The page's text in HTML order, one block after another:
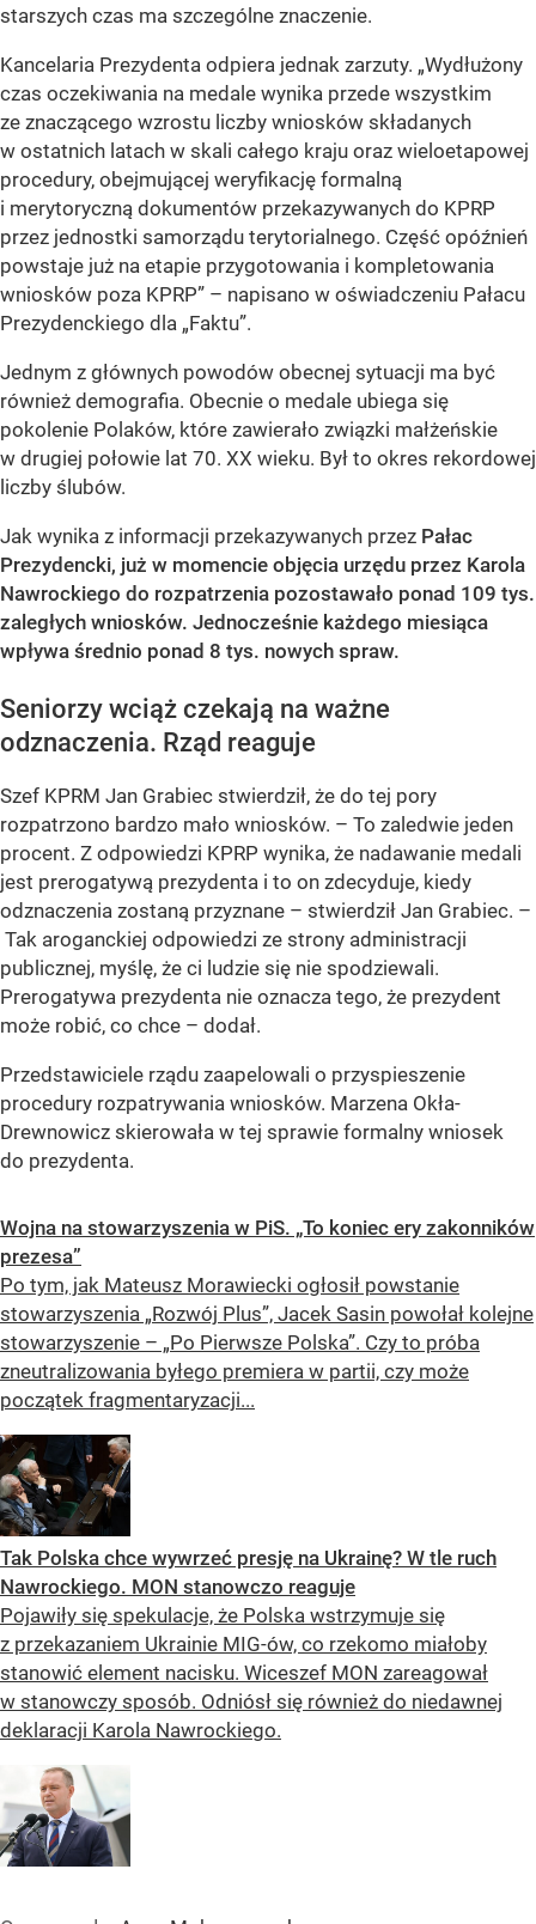
starszych czas ma szczególne znaczenie.
Kancelaria Prezydenta odpiera jednak zarzuty. „Wydłużony
czas oczekiwania na medale wynika przede wszystkim
ze znaczącego wzrostu liczby wniosków składanych
w ostatnich latach w skali całego kraju oraz wieloetapowej
procedury, obejmującej weryfikację formalną
i merytoryczną dokumentów przekazywanych do KPRP
przez jednostki samorządu terytorialnego. Część opóźnień
powstaje już na etapie przygotowania i kompletowania
wniosków poza KPRP” – napisano w oświadczeniu Pałacu
Prezydenckiego dla „Faktu”.
Jednym z głównych powodów obecnej sytuacji ma być
również demografia. Obecnie o medale ubiega się
pokolenie Polaków, które zawierało związki małżeńskie
w drugiej połowie lat 70. XX wieku. Był to okres rekordowej
liczby ślubów.
Jak wynika z informacji przekazywanych przez Pałac
Prezydencki, już w momencie objęcia urzędu przez Karola
Nawrockiego do rozpatrzenia pozostawało ponad 109 tys.
zaległych wniosków. Jednocześnie każdego miesiąca
wpływa średnio ponad 8 tys. nowych spraw.
Seniorzy wciąż czekają na ważne
odznaczenia. Rząd reaguje
Szef KPRM Jan Grabiec stwierdził, że do tej pory
rozpatrzono bardzo mało wniosków. – To zaledwie jeden
procent. Z odpowiedzi KPRP wynika, że nadawanie medali
jest prerogatywą prezydenta i to on zdecyduje, kiedy
odznaczenia zostaną przyznane – stwierdził Jan Grabiec. –
Tak aroganckiej odpowiedzi ze strony administracji
publicznej, myślę, że ci ludzie się nie spodziewali.
Prerogatywa prezydenta nie oznacza tego, że prezydent
może robić, co chce – dodał.
Przedstawiciele rządu zaapelowali o przyspieszenie
procedury rozpatrywania wniosków. Marzena Okła-
Drewnowicz skierowała w tej sprawie formalny wniosek
do prezydenta.
Wojna na stowarzyszenia w PiS. „To koniec ery zakonników
prezesa”
Po tym, jak Mateusz Morawiecki ogłosił powstanie
stowarzyszenia „Rozwój Plus”, Jacek Sasin powołał kolejne
stowarzyszenie – „Po Pierwsze Polska”. Czy to próba
zneutralizowania byłego premiera w partii, czy może
początek fragmentaryzacji...
Tak Polska chce wywrzeć presję na Ukrainę? W tle ruch
Nawrockiego. MON stanowczo reaguje
Pojawiły się spekulacje, że Polska wstrzymuje się
z przekazaniem Ukrainie MIG-ów, co rzekomo miałoby
stanowić element nacisku. Wiceszef MON zareagował
w stanowczy sposób. Odniósł się również do niedawnej
deklaracji Karola Nawrockiego.